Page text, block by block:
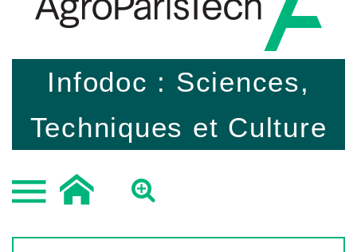
Infodoc : Sciences,
Techniques et Culture